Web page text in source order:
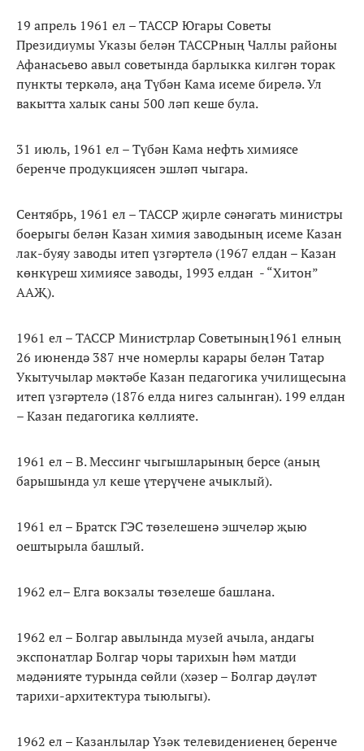
19 апрель 1961 ел – ТАССР Югары Советы
Президиумы Указы белән ТАССРның Чаллы районы
Афанасьево авыл советында барлыкка килгән торак
пункты теркәлә, аңа Түбән Кама исеме бирелә. Ул
вакытта халык саны 500 ләп кеше була.
31 июль, 1961 ел – Түбән Кама нефть химиясе
беренче продукциясен эшләп чыгара.
Сентябрь, 1961 ел – ТАССР җирле сәнәгать министры
боерыгы белән Казан химия заводының исеме Казан
лак-буяу заводы итеп үзгәртелә (1967 елдан – Казан
көнкүреш химиясе заводы, 1993 елдан - “Хитон”
ААҖ).
1961 ел – ТАССР Министрлар Советының1961 елның
26 июнендә 387 нче номерлы карары белән Татар
Укытучылар мәктәбе Казан педагогика училищесына
итеп үзгәртелә (1876 елда нигез салынган). 199 елдан
– Казан педагогика көллияте.
1961 ел – В. Мессинг чыгышларының берсе (аның
барышында ул кеше үтерүчене ачыклый).
1961 ел – Братск ГЭС төзелешенә эшчеләр җыю
оештырыла башлый.
1962 ел– Елга вокзалы төзелеше башлана.
1962 ел – Болгар авылында музей ачыла, андагы
экспонатлар Болгар чоры тарихын һәм матди
мәдәнияте турында сөйли (хәзер – Болгар дәүләт
тарихи-архитектура тыюлыгы).
1962 ел – Казанлылар Үзәк телевидениенең беренче